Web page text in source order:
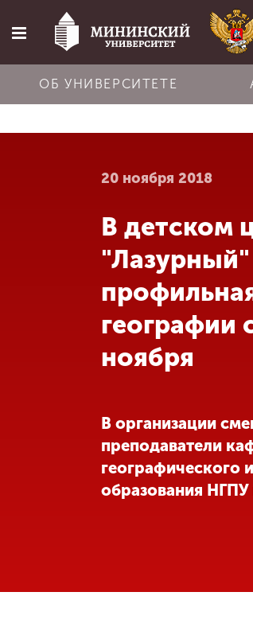
Главная
Об университете
Абитуриенту
Обучение
Другие виды
деятельности
ОБ УНИВЕРСИТЕТЕ
20 ноября 2018
В детском
географии
ноября
В организации
преподаватели
географического
образования